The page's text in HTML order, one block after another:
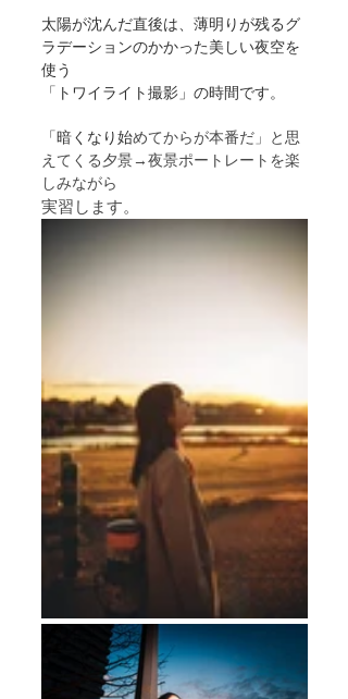
太陽が沈んだ直後は、薄明りが残るグ
ラデーションのかかった美しい夜空を
使う
「トワイライト撮影」の時間です。
「暗くなり始めてからが本番だ」と思
えてくる夕景→夜景ポートレートを楽
しみながら
実習します。